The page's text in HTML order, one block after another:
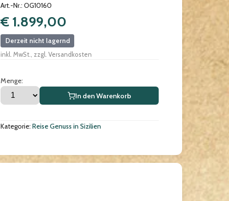
Art.-Nr.: OG10160
€ 1.899,00
Derzeit nicht lagernd
inkl. MwSt., zzgl. Versandkosten
Menge:
In den Warenkorb
Kategorie: Reise Genuss in Sizilien